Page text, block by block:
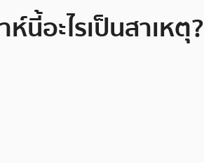
นี้อะไรเป็นสาเหตุ?